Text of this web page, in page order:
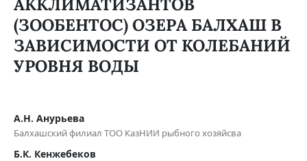
АККЛИМАТИЗАНТОВ
(ЗООБЕНТОС) ОЗЕРА БАЛХАШ В
ЗАВИСИМОСТИ ОТ КОЛЕБАНИЙ
УРОВНЯ ВОДЫ
А.Н. Анурьева
Балхашский филиал ТОО КазНИИ рыбного хозяйсва
Б.К. Кенжебеков